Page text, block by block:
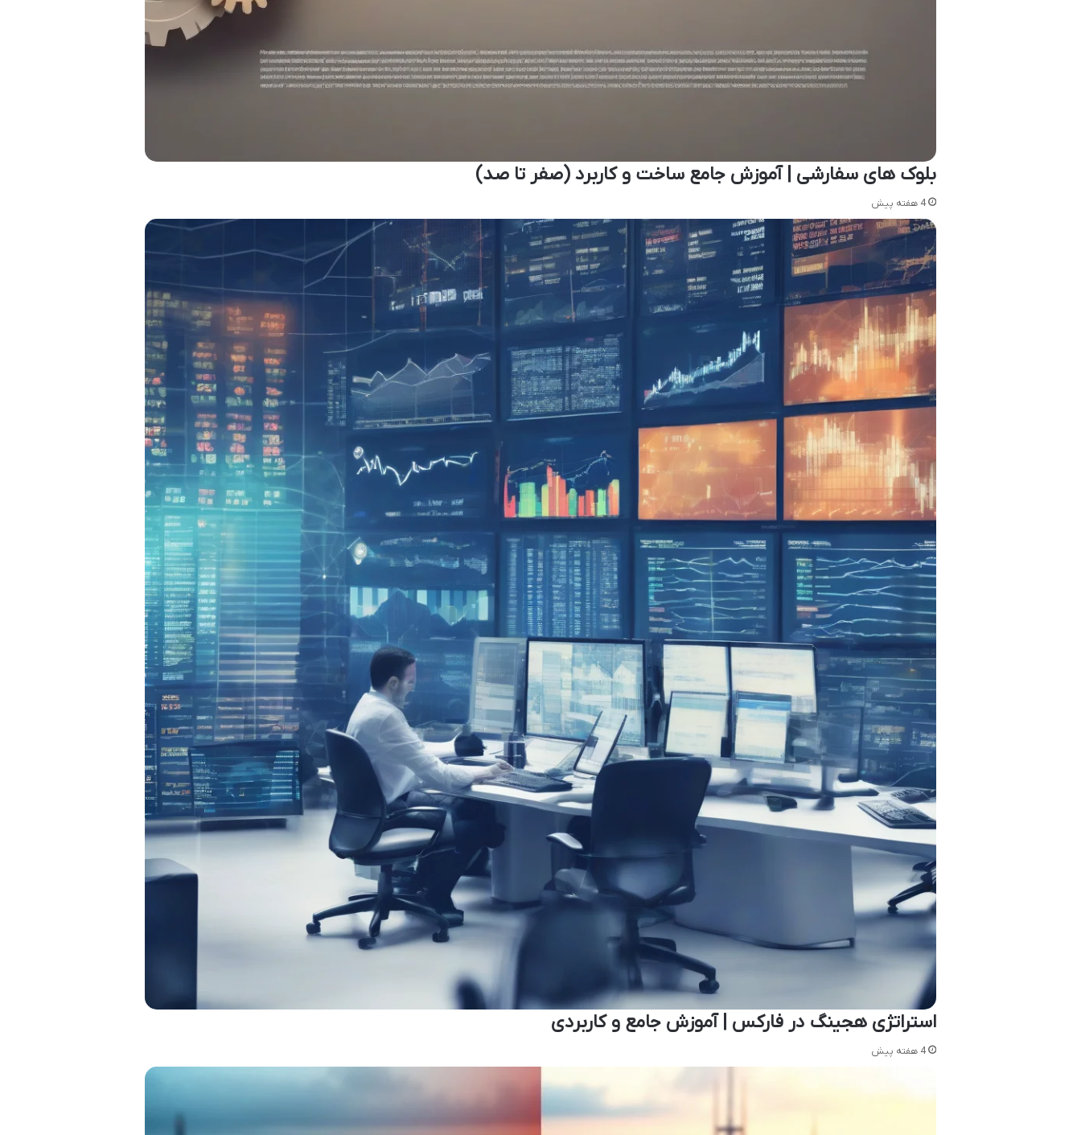
بلوک های سفارشی | آموزش جامع ساخت و کاربرد (صفر تا صد)
4 هفته پیش
استراتژی هجینگ در فارکس | آموزش جامع و کاربردی
4 هفته پیش